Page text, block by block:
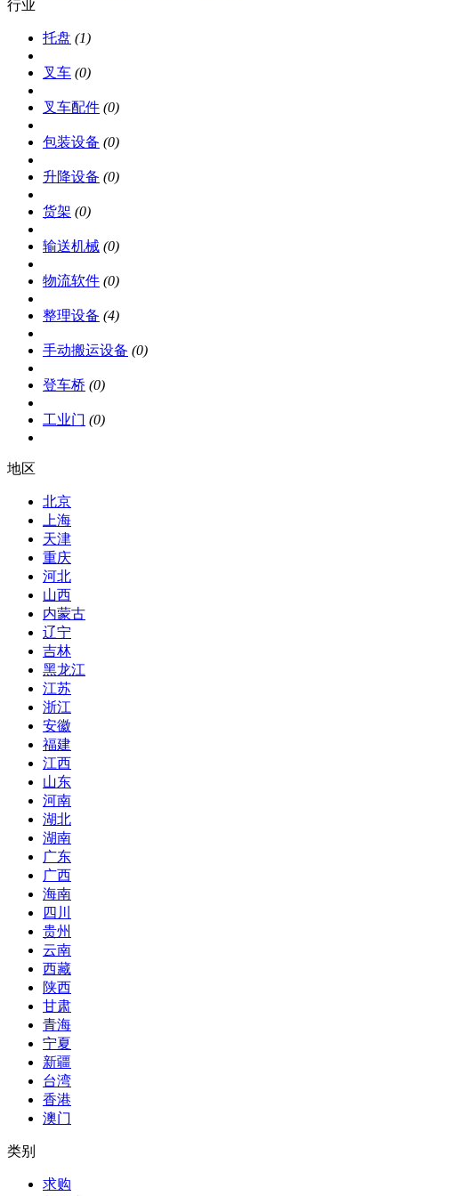
行业
托盘 (1)
叉车 (0)
叉车配件 (0)
包装设备 (0)
升降设备 (0)
货架 (0)
输送机械 (0)
物流软件 (0)
整理设备 (4)
手动搬运设备 (0)
登车桥 (0)
工业门 (0)
地区
北京
上海
天津
重庆
河北
山西
内蒙古
辽宁
吉林
黑龙江
江苏
浙江
安徽
福建
江西
山东
河南
湖北
湖南
广东
广西
海南
四川
贵州
云南
西藏
陕西
甘肃
青海
宁夏
新疆
台湾
香港
澳门
类别
求购